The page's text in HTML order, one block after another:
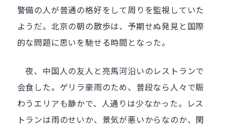
警備の人が普通の格好をして周りを監視していた
ようだ。北京の朝の散歩は、予期せぬ発見と国際
的な問題に思いを馳せる時間となった。
夜、中国人の友人と亮馬河沿いのレストランで
会食した。ゲリラ豪雨のため、普段なら人々で賑
わうエリアも静かで、人通りは少なかった。レス
トランは雨のせいか、景気が悪いからなのか、閑